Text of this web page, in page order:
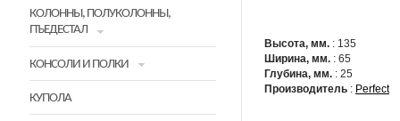
КОЛОННЫ, ПОЛУКОЛОННЫ,
ПЪЕДЕСТАЛ
КОНСОЛИ И ПОЛКИ
КУПОЛА
Высота, мм. : 135
Ширина, мм. : 65
Глубина, мм. : 25
Производитель : Perfect